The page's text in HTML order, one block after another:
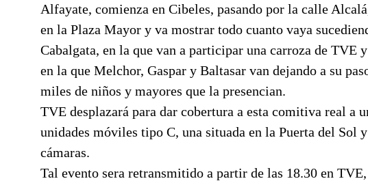
Alfayate, comienza en Cibeles, pasando por la calle
en la Plaza Mayor y va mostrar todo cuanto vaya
Cabalgata, en la que van a participar una carroza de TVE
en la que Melchor, Gaspar y Baltasar van dejando a su
miles de niños y mayores que la presencian.
TVE desplazará para dar cobertura a esta comitiva real a
unidades móviles tipo C, una situada en la Puerta del Sol
cámaras.
Tal evento sera retransmitido a partir de las 18.30 en